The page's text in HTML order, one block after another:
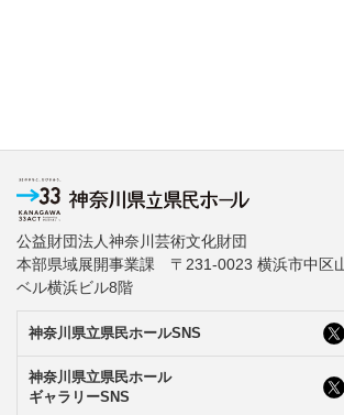
公益財団法人神奈川芸術文化財団
本部県域展開事業課 〒231-0023 横浜市中区
ベル横浜ビル8階
神奈川県立県民ホールSNS
神奈川県立県民ホール
ギャラリーSNS